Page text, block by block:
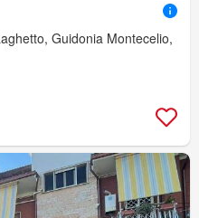
Guidonia Montecelio,